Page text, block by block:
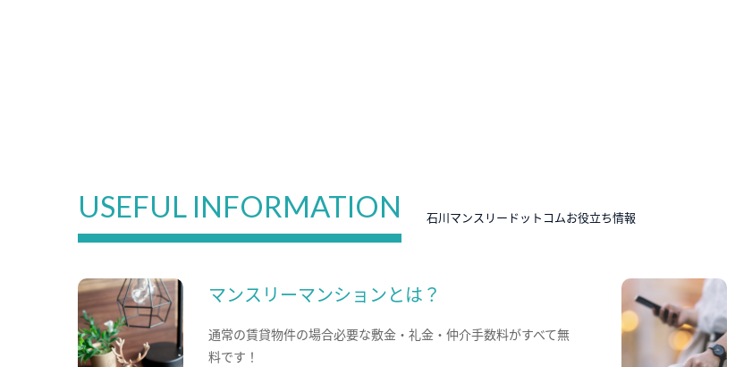
USEFUL INFORMATION 石川マンスリードットコムお役立ち情報
マンスリーマンションとは？
通常の賃貸物件の場合必要な敷金・礼金・仲介手数料がすべて無
料です！